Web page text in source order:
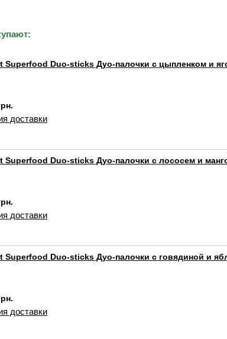
Superfood Duo-sticks Дуо-палочки с цыпленком и
доставки
Superfood Duo-sticks Дуо-палочки с лососем и
доставки
Superfood Duo-sticks Дуо-палочки с говядиной и
доставки